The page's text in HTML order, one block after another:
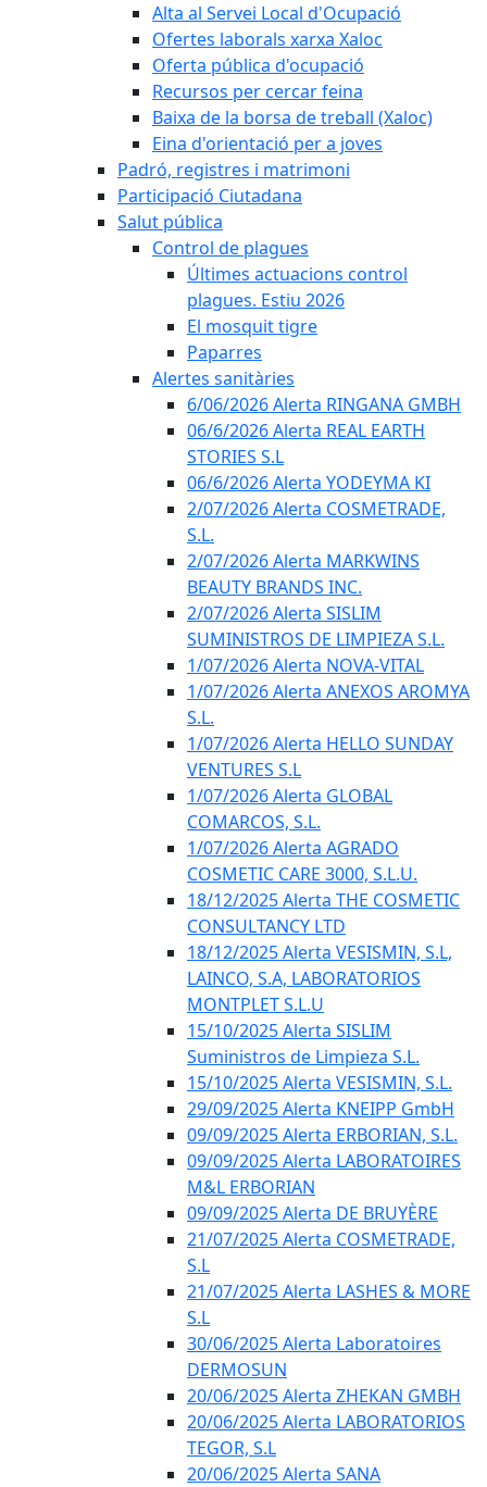
Alta al Servei Local d'Ocupació
Ofertes laborals xarxa Xaloc
Oferta pública d'ocupació
Recursos per cercar feina
Baixa de la borsa de treball (Xaloc)
Eina d'orientació per a joves
Padró, registres i matrimoni
Participació Ciutadana
Salut pública
Control de plagues
Últimes actuacions control
plagues. Estiu 2026
El mosquit tigre
Paparres
Alertes sanitàries
6/06/2026 Alerta RINGANA GMBH
06/6/2026 Alerta REAL EARTH
STORIES S.L
06/6/2026 Alerta YODEYMA KI
2/07/2026 Alerta COSMETRADE,
S.L.
2/07/2026 Alerta MARKWINS
BEAUTY BRANDS INC.
2/07/2026 Alerta SISLIM
SUMINISTROS DE LIMPIEZA S.L.
1/07/2026 Alerta NOVA-VITAL
1/07/2026 Alerta ANEXOS AROMYA
S.L.
1/07/2026 Alerta HELLO SUNDAY
VENTURES S.L
1/07/2026 Alerta GLOBAL
COMARCOS, S.L.
1/07/2026 Alerta AGRADO
COSMETIC CARE 3000, S.L.U.
18/12/2025 Alerta THE COSMETIC
CONSULTANCY LTD
18/12/2025 Alerta VESISMIN, S.L,
LAINCO, S.A, LABORATORIOS
MONTPLET S.L.U
15/10/2025 Alerta SISLIM
Suministros de Limpieza S.L.
15/10/2025 Alerta VESISMIN, S.L.
29/09/2025 Alerta KNEIPP GmbH
09/09/2025 Alerta ERBORIAN, S.L.
09/09/2025 Alerta LABORATOIRES
M&L ERBORIAN
09/09/2025 Alerta DE BRUYÈRE
21/07/2025 Alerta COSMETRADE,
S.L
21/07/2025 Alerta LASHES & MORE
S.L
30/06/2025 Alerta Laboratoires
DERMOSUN
20/06/2025 Alerta ZHEKAN GMBH
20/06/2025 Alerta LABORATORIOS
TEGOR, S.L
20/06/2025 Alerta SANA